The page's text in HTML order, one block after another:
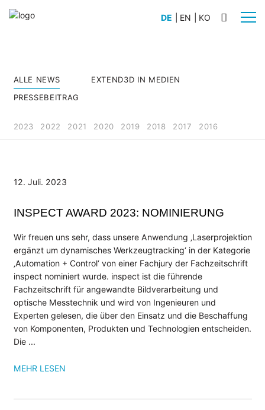
Automobilbau
WERKLICHT PRO L
WERKLICHT VIDEO
Zubehör
UNTERNEHMEN
Kompetenzen
Referenzen
Wiki: Laserprojektion
DE EN KO
ALLE NEWS
EXTEND3D IN MEDIEN
PRESSEBEITRAG
2023 2022 2021 2020 2019 2018 2017 2016
12. Juli. 2023
INSPECT AWARD 2023: NOMINIERUNG
Wir freuen uns sehr, dass unsere Anwendung ‚Laserprojektion
ergänzt um dynamisches Werkzeugtracking‘ in der Kategorie
‚Automation + Control‘ von einer Fachjury der Fachzeitschrift
inspect nominiert wurde. inspect ist die führende
Fachzeitschrift für angewandte Bildverarbeitung und
optische Messtechnik und wird von Ingenieuren und
Experten gelesen, die über den Einsatz und die Beschaffung
von Komponenten, Produkten und Technologien entscheiden.
Die ­...
MEHR LESEN